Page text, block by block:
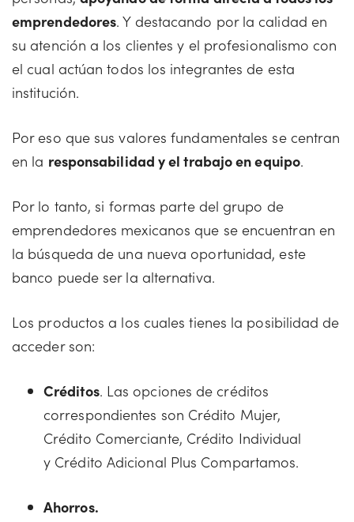
emprendedores. Y destacando por la calidad en
su atención a los clientes y el profesionalismo con
el cual actúan todos los integrantes de esta
institución.
Por eso que sus valores fundamentales se centran
en la responsabilidad y el trabajo en equipo.
Por lo tanto, si formas parte del grupo de
emprendedores mexicanos que se encuentran en
la búsqueda de una nueva oportunidad, este
banco puede ser la alternativa.
Los productos a los cuales tienes la posibilidad de
acceder son:
Créditos. Las opciones de créditos
correspondientes son Crédito Mujer,
Crédito Comerciante, Crédito Individual
y Crédito Adicional Plus Compartamos.
Ahorros.